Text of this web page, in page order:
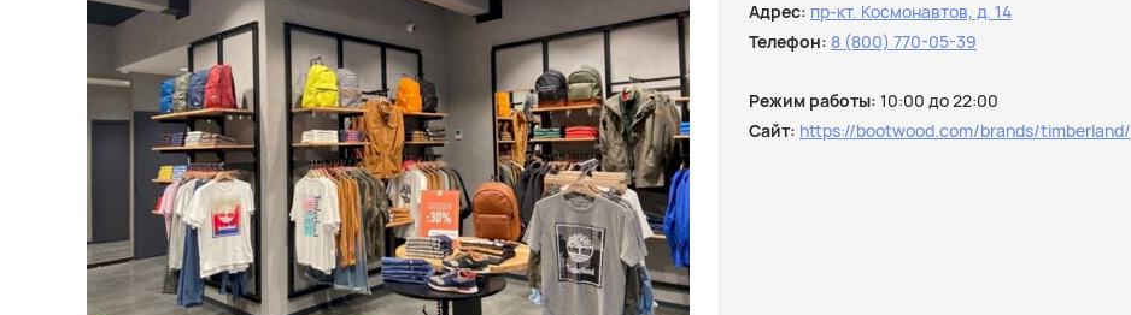
Адрес: пр-кт. Космонавтов, д. 14
Телефон: 8 (800) 770-05-39
Режим работы: 10:00 до 22:00
Сайт: https://bootwood.com/brands/timberland/